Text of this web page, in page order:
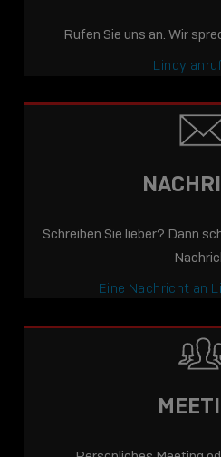
Rufen Sie uns an. Wir
Lindy
Schreiben Sie lieber? Dann
Eine Nachricht an